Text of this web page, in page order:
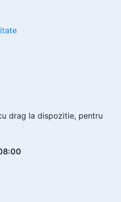
drag la dispozitie, pentru